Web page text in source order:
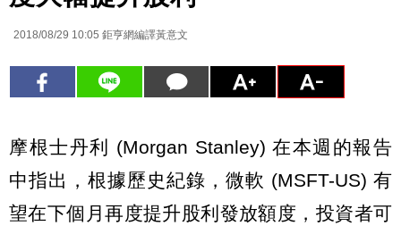
2018/08/29 10:05 鉅亨網編譯黃意文
摩根士丹利 (Morgan Stanley) 在本週的報告
中指出，根據歷史紀錄，微軟 (MSFT-US) 有
望在下個月再度提升股利發放額度，投資者可